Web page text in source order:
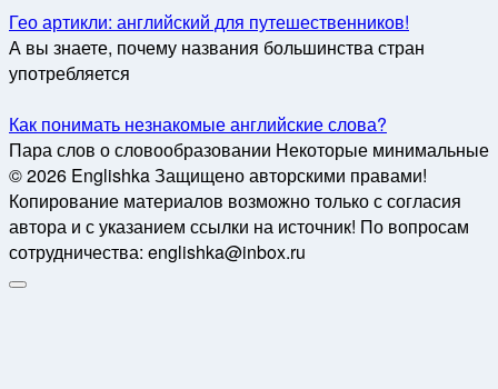
Гео артикли: английский для путешественников!
А вы знаете, почему названия большинства стран
употребляется
Как понимать незнакомые английские слова?
Пара слов о словообразовании Некоторые минимальные
© 2026 Englishka Защищено авторскими правами!
Копирование материалов возможно только с согласия
автора и с указанием ссылки на источник! По вопросам
сотрудничества: englishka@inbox.ru